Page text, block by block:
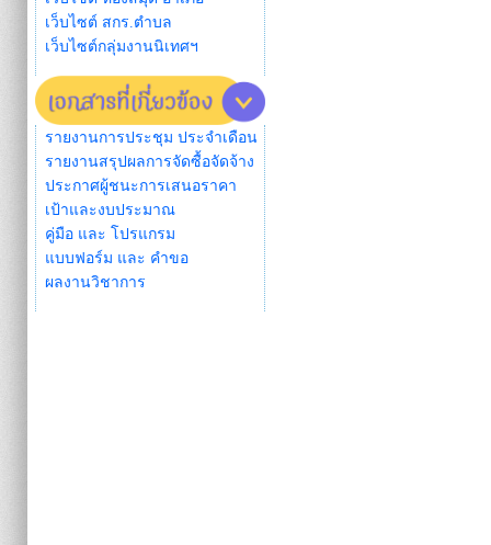
เว็บไซต์ สกร.ตำบล
เว็บไซต์กลุ่มงานนิเทศฯ
รายงานการประชุม ประจำเดือน
รายงานสรุปผลการจัดซื้อจัดจ้าง
ประกาศผู้ชนะการเสนอราคา
เป้าและงบประมาณ
คู่มือ และ โปรแกรม
แบบฟอร์ม และ คำขอ
ผลงานวิชาการ